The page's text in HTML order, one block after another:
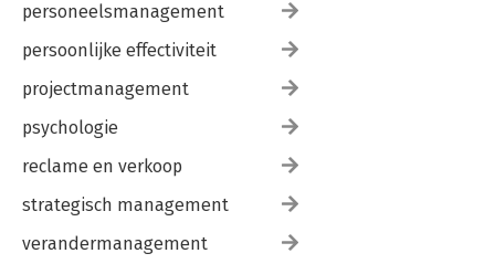
personeelsmanagement
persoonlijke effectiviteit
projectmanagement
psychologie
reclame en verkoop
strategisch management
verandermanagement